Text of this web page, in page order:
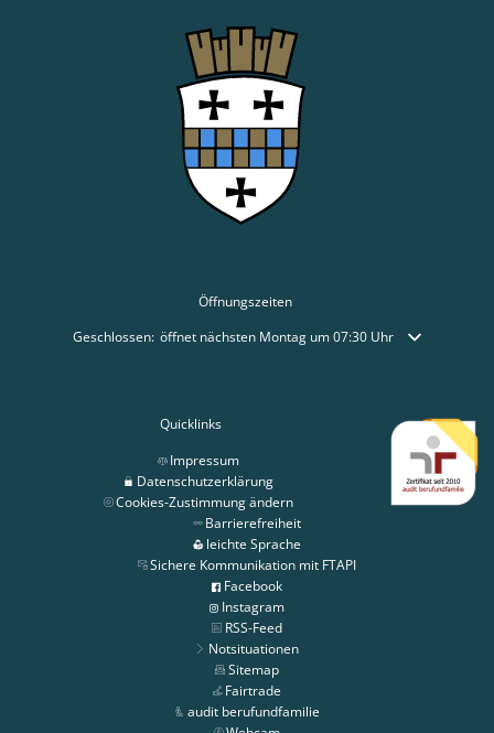
Öffnungszeiten
Klicken, um weitere Öffnungs- oder Schließzeiten auszublenden
Geschlossen: öffnet nächsten Montag um 07:30 Uhr
Quicklinks
Impressum
Datenschutzerklärung
Cookies-Zustimmung ändern
Barrierefreiheit
leichte Sprache
Sichere Kommunikation mit FTAPI
Facebook
Instagram
RSS-Feed
Notsituationen
Sitemap
Fairtrade
audit berufundfamilie